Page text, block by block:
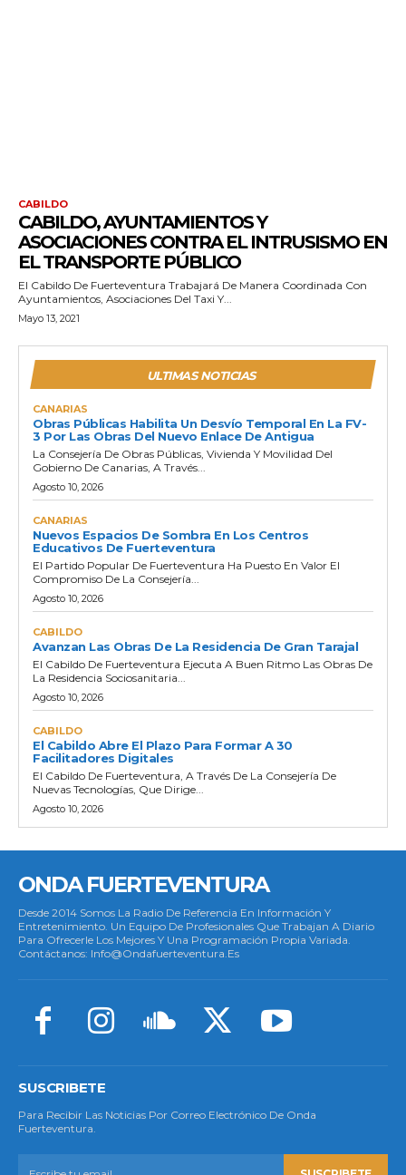
CABILDO
CABILDO, AYUNTAMIENTOS Y
ASOCIACIONES CONTRA EL INTRUSISMO EN
EL TRANSPORTE PÚBLICO
El Cabildo De Fuerteventura Trabajará De Manera Coordinada Con
Ayuntamientos, Asociaciones Del Taxi Y...
Mayo 13, 2021
ULTIMAS NOTICIAS
CANARIAS
Obras Públicas Habilita Un Desvío Temporal En La FV-
3 Por Las Obras Del Nuevo Enlace De Antigua
La Consejería De Obras Públicas, Vivienda Y Movilidad Del
Gobierno De Canarias, A Través...
Agosto 10, 2026
CANARIAS
Nuevos Espacios De Sombra En Los Centros
Educativos De Fuerteventura
El Partido Popular De Fuerteventura Ha Puesto En Valor El
Compromiso De La Consejería...
Agosto 10, 2026
CABILDO
Avanzan Las Obras De La Residencia De Gran Tarajal
El Cabildo De Fuerteventura Ejecuta A Buen Ritmo Las Obras De
La Residencia Sociosanitaria...
Agosto 10, 2026
CABILDO
El Cabildo Abre El Plazo Para Formar A 30
Facilitadores Digitales
El Cabildo De Fuerteventura, A Través De La Consejería De
Nuevas Tecnologías, Que Dirige...
Agosto 10, 2026
ONDA FUERTEVENTURA
Desde 2014 Somos La Radio De Referencia En Información Y
Entretenimiento. Un Equipo De Profesionales Que Trabajan A Diario
Para Ofrecerle Los Mejores Y Una Programación Propia Variada.
Contáctanos: Info@ondafuerteventura.es
SUSCRIBETE
Para Recibir Las Noticias Por Correo Electrónico De Onda
Fuerteventura.